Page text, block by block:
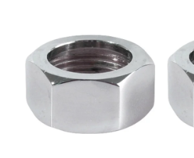
hvězdiček.